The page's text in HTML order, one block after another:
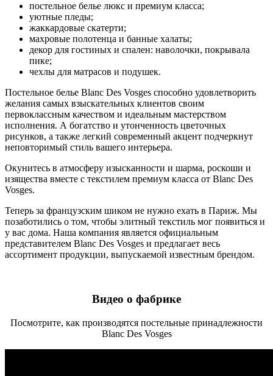
постельное белье люкс и премиум класса;
уютные пледы;
жаккардовые скатерти;
махровые полотенца и банные халаты;
декор для гостиных и спален: наволочки, покрывала
пике;
чехлы для матрасов и подушек.
Постельное белье Blanc Des Vosges способно удовлетворить
желания самых взыскательных клиентов своим
первоклассным качеством и идеальным мастерством
исполнения. А богатство и утонченность цветочных
рисунков, а также легкий современный акцент подчеркнут
неповторимый стиль вашего интерьера.
Окунитесь в атмосферу изысканности и шарма, роскоши и
изящества вместе с текстилем премиум класса от Blanc Des
Vosges.
Теперь за французским шиком не нужно ехать в Париж. Мы
позаботились о том, чтобы элитный текстиль мог появиться и
у вас дома. Наша компания является официальным
представителем Blanc Des Vosges и предлагает весь
ассортимент продукции, выпускаемой известным брендом.
Видео о фабрике
Посмотрите, как производятся постельные принадлежности
Blanc Des Vosges